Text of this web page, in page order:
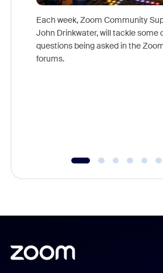
Each week, Zoom Community
John Drinkwater, will tackle some
questions being asked in the
forums.